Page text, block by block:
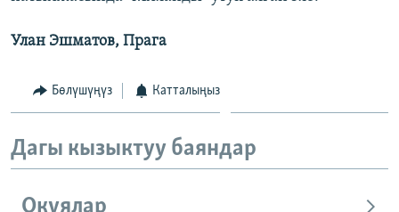
Улан Эшматов, Прага
Бөлүшүңүз Катталыңыз
Дагы кызыктуу баяндар
Окуялар